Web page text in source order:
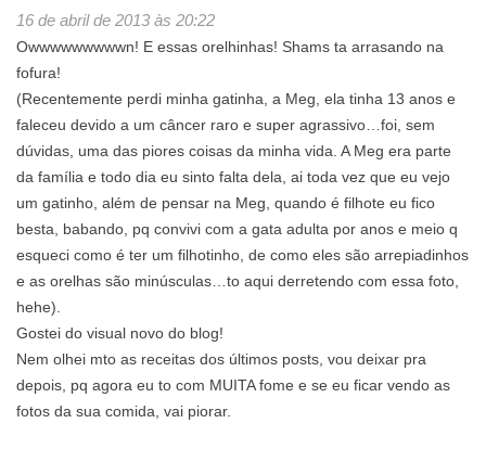
16 de abril de 2013 às 20:22
Owwwwwwwwwn! E essas orelhinhas! Shams ta arrasando na
fofura!
(Recentemente perdi minha gatinha, a Meg, ela tinha 13 anos e
faleceu devido a um câncer raro e super agrassivo…foi, sem
dúvidas, uma das piores coisas da minha vida. A Meg era parte
da família e todo dia eu sinto falta dela, ai toda vez que eu vejo
um gatinho, além de pensar na Meg, quando é filhote eu fico
besta, babando, pq convivi com a gata adulta por anos e meio q
esqueci como é ter um filhotinho, de como eles são arrepiadinhos
e as orelhas são minúsculas…to aqui derretendo com essa foto,
hehe).
Gostei do visual novo do blog!
Nem olhei mto as receitas dos últimos posts, vou deixar pra
depois, pq agora eu to com MUITA fome e se eu ficar vendo as
fotos da sua comida, vai piorar.